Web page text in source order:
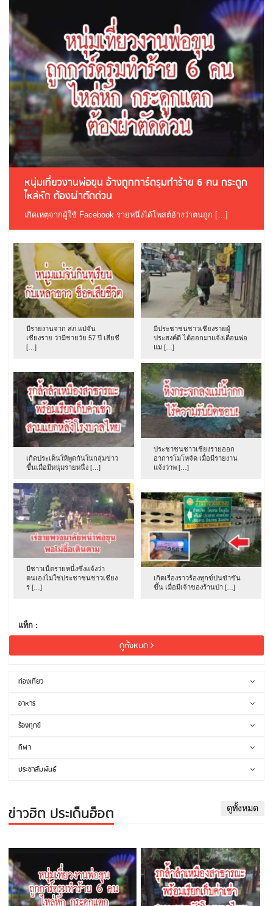
หนุ่มเที่ยวงานพ่อขุน อ้างถูกการ์ดรุมทำร้าย 6 คน กระดูก
ไหล่หัก ต้องผ่าตัดด่วน
เกิดเหตุจากผู้ใช้ Facebook รายหนึ่งได้โพสต์อ้างว่าตนถูก […]
มีรายงานจาก สภ.แม่จัน
เชียงราย ว่ามีชายวัย 57 ปี เสียชี
[…]
มีประชาชนชาวเชียงรายผู้
ประสงค์ดี ได้ออกมาแจ้งเตือนพ่อ
แม […]
เกิดประเด็นให้พูดกันในกลุ่มข่าว
ขึ้นเมื่อมีหนุ่มรายหนึ่ง […]
ประชาชนชาวเชียงรายออก
อาการโมโหจัด เมื่อมีรายงาน
แจ้งว่าพ […]
มีชาวเน็ตรายหนึ่งซึ่งแจ้งว่า
ตนเองไม่ใช่ประชาชนชาวเชียง
ร […]
เกิดเรื่องราวร้องทุกข์ปนขำขัน
ขึ้น เมื่อมีเจ้าของร้านป่า […]
แท็ก :
ดูทั้งหมด
ท่องเที่ยว
อาหาร
ร้องทุกข์
กีฬา
ประชาสัมพันธ์
ข่าวฮิต ประเด็นฮ็อต ดูทั้งหมด